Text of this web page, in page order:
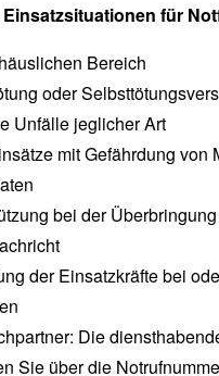
für
Bereich
oder
Unfälle jeglicher Art
mit Gefährdung von
bei der
der Einsatzkräfte bei
Die
Sie über die